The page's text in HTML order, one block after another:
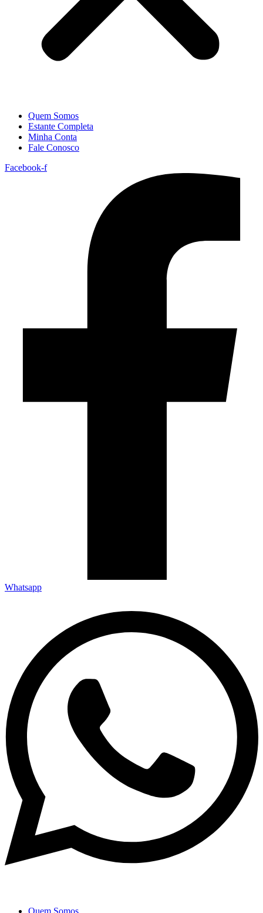
Quem Somos
Estante Completa
Minha Conta
Fale Conosco
Facebook-f
Whatsapp
Quem Somos